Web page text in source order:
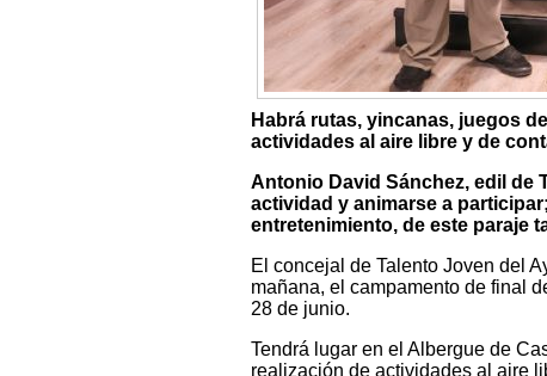
Habrá rutas, yincanas, juegos
actividades al aire libre y de
Antonio David Sánchez, edil de
actividad y animarse a
entretenimiento, de este paraje
El concejal de Talento Joven del
mañana, el campamento de final
28 de junio.
Tendrá lugar en el Albergue de
realización de actividades al aire